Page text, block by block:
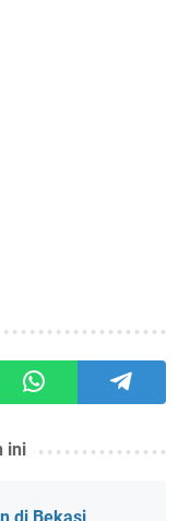
ini